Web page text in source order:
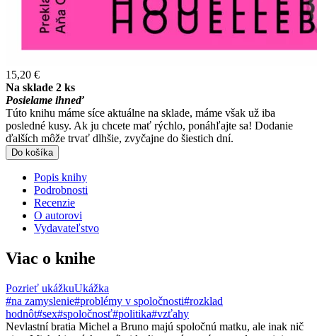
15,20 €
Na sklade 2 ks
Posielame ihneď
Túto knihu máme síce aktuálne na sklade, máme však už iba
posledné kusy. Ak ju chcete mať rýchlo, ponáhľajte sa! Dodanie
ďalších môže trvať dlhšie, zvyčajne do šiestich dní.
Do košíka
Popis knihy
Podrobnosti
Recenzie
O autorovi
Vydavateľstvo
Viac o knihe
Pozrieť ukážkuUkážka
#na zamyslenie#problémy v spoločnosti#rozklad
hodnôt#sex#spoločnosť#politika#vzťahy
Nevlastní bratia Michel a Bruno majú spoločnú matku, ale inak nič